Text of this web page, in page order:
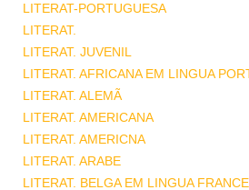
LITERAT-PORTUGUESA
LITERAT.
LITERAT. JUVENIL
LITERAT. AFRICANA EM LINGUA
LITERAT. ALEMÃ
LITERAT. AMERICANA
LITERAT. AMERICNA
LITERAT. ARABE
LITERAT. BELGA EM LINGUA